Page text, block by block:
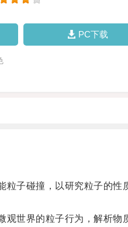
PC下载
子碰撞，以研究粒子的性
世界的粒子行为，解析物